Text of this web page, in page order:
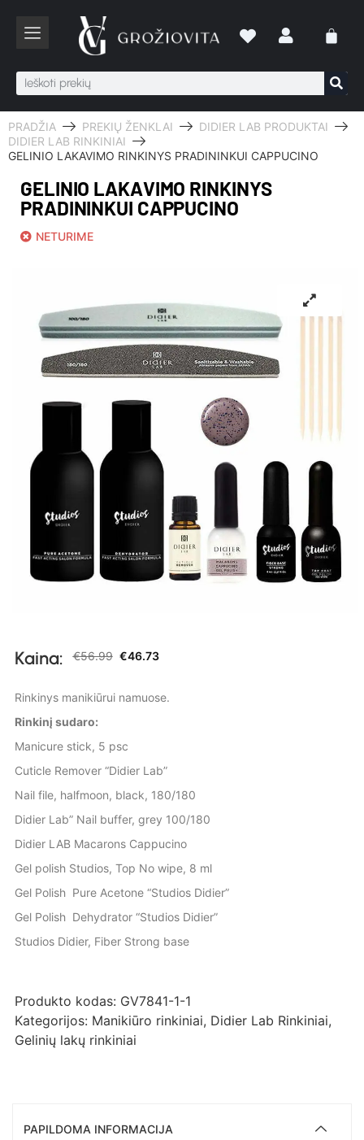
PRADŽIA PREKIŲ ŽENKLAI
DIDIER LAB PRODUKTAI
DIDIER LAB RINKINIAI
GELINIO LAKAVIMO RINKINYS PRADININKUI CAPPUCINO
GELINIO LAKAVIMO RINKINYS
PRADININKUI CAPPUCINO
NETURIME
Kaina: €56.99 €46.73
Rinkinys manikiūrui namuose.
Rinkinį sudaro:
Manicure stick, 5 psc
Cuticle Remover “Didier Lab”
Nail file, halfmoon, black, 180/180
Didier Lab” Nail buffer, grey 100/180
Didier LAB Macarons Cappucino
Gel polish Studios, Top No wipe, 8 ml
Gel Polish Pure Acetone “Studios Didier”
Gel Polish Dehydrator “Studios Didier”
Studios Didier, Fiber Strong base
Produkto kodas: GV7841-1-1
Kategorijos: Manikiūro rinkiniai, Didier Lab Rinkiniai,
Gelinių lakų rinkiniai
PAPILDOMA INFORMACIJA